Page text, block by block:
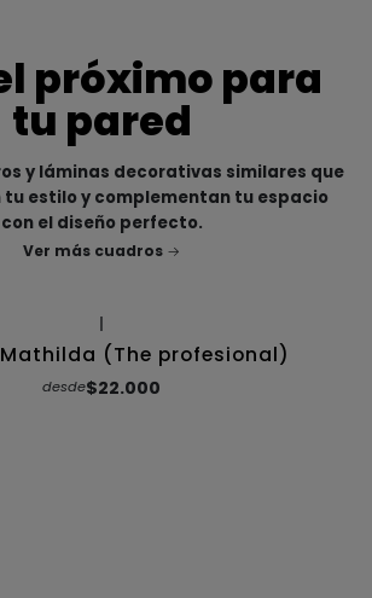
próximo para
tu pared
y láminas decorativas similares que
tu estilo y complementan tu espacio
con el diseño perfecto.
Ver más cuadros
(The profesional)
desde$22.000